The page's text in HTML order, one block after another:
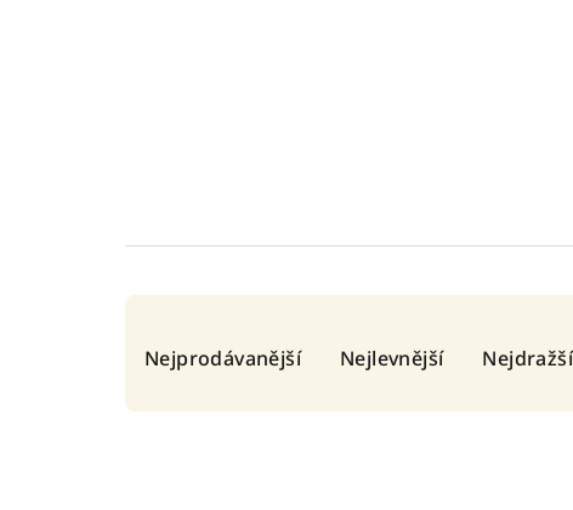
a
z
Nejprodávanější Nejlevnější Nejdražší